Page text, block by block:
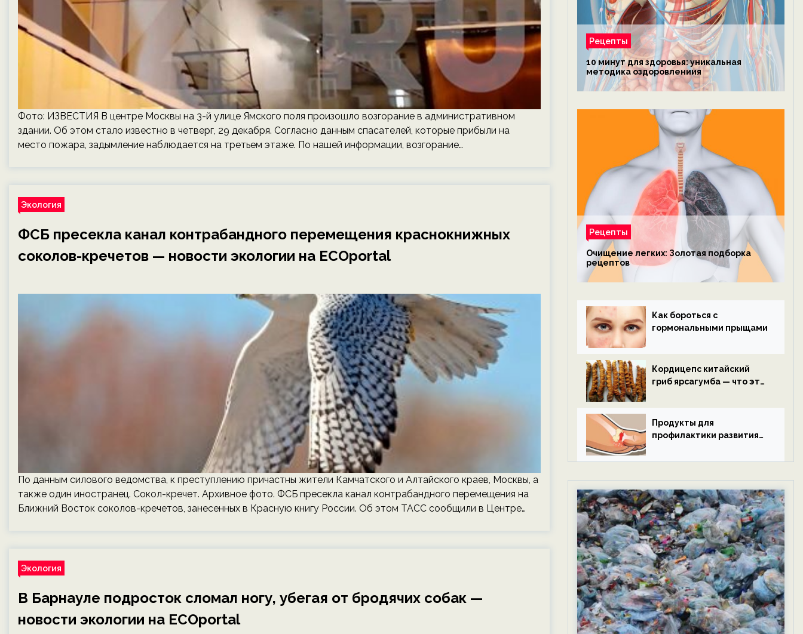
Фото: ИЗВЕСТИЯ В центре Москвы на 3-й улице Ямского поля произошло возгорание в административном
здании. Об этом стало известно в четверг, 29 декабря. Согласно данным спасателей, которые прибыли на
место пожара, задымление наблюдается на третьем этаже. По нашей информации, возгорание…
Экология
ФСБ пресекла канал контрабандного перемещения краснокнижных
соколов-кречетов — новости экологии на ECOportal
По данным силового ведомства, к преступлению причастны жители Камчатского и Алтайского краев, Москвы, а
также один иностранец. Сокол-кречет. Архивное фото. ФСБ пресекла канал контрабандного перемещения на
Ближний Восток соколов-кречетов, занесенных в Красную книгу России. Об этом ТАСС сообщили в Центре…
Экология
В Барнауле подросток сломал ногу, убегая от бродячих собак —
новости экологии на ECOportal
Рецепты
10 минут для здоровья: уникальная
методика оздоровлениия
Рецепты
Очищение легких: Золотая подборка
рецептов
Как бороться с
гормональными прыщами
Кордицепс китайский
гриб ярсагумба — что это
Продукты для
профилактики развития